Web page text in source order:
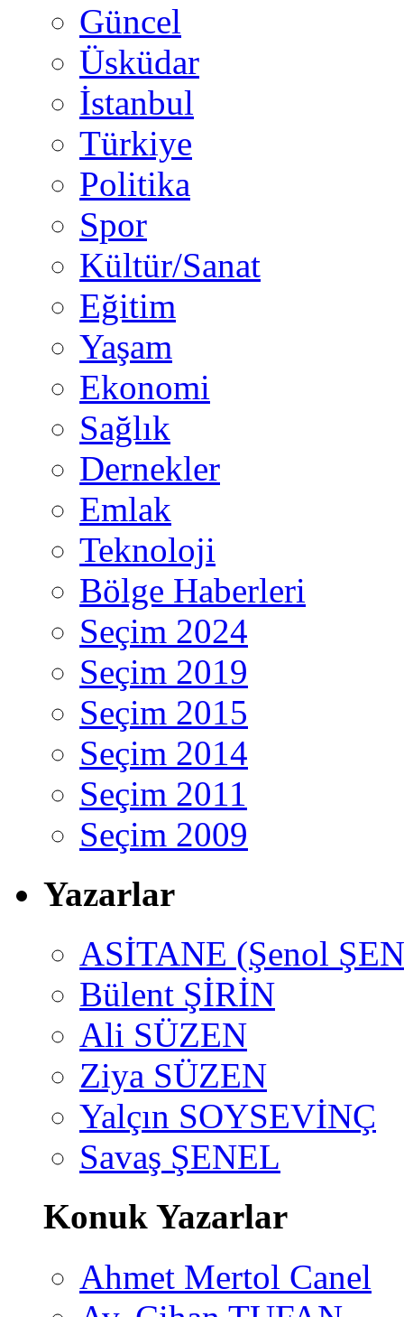
Güncel
Üsküdar
İstanbul
Türkiye
Politika
Spor
Kültür/Sanat
Eğitim
Yaşam
Ekonomi
Sağlık
Dernekler
Emlak
Teknoloji
Bölge Haberleri
Seçim 2024
Seçim 2019
Seçim 2015
Seçim 2014
Seçim 2011
Seçim 2009
Yazarlar
ASİTANE (Şenol
Bülent ŞİRİN
Ali SÜZEN
Ziya SÜZEN
Yalçın SOYSEVİNÇ
Savaş ŞENEL
Konuk Yazarlar
Ahmet Mertol Canel